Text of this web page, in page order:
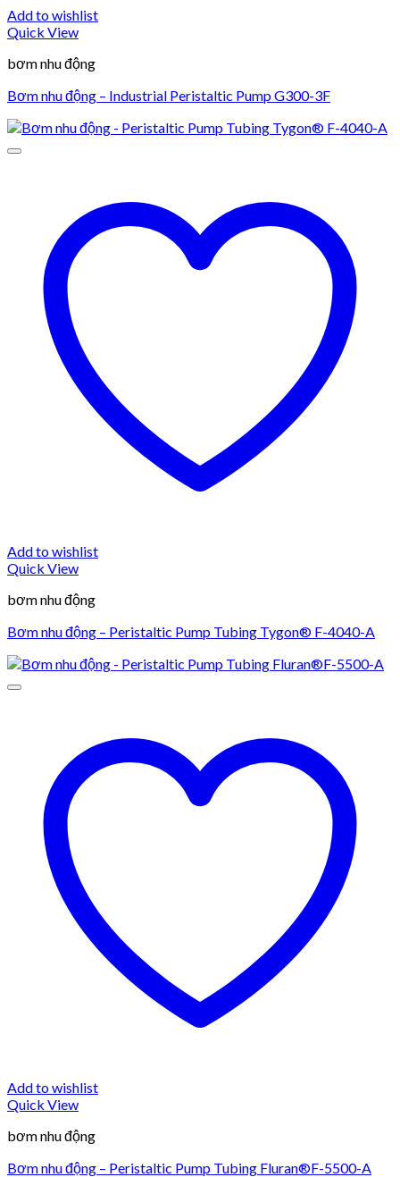
Add to wishlist
Quick View
bơm nhu động
Bơm nhu động – Industrial Peristaltic Pump G300-3F
Add to wishlist
Quick View
bơm nhu động
Bơm nhu động – Peristaltic Pump Tubing Tygon® F-4040-A
Add to wishlist
Quick View
bơm nhu động
Bơm nhu động – Peristaltic Pump Tubing Fluran®F-5500-A